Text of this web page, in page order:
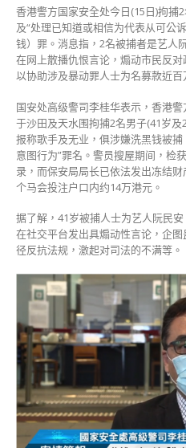
钱
被
捕
前
舅
亦
涉
案
被
拘〉
中
香港警方国家安全处今日(15日)拘捕
及“处理已知道或相信为代表从可公
钱）罪。消息指，2名被捕者是艺人
在网上散播仇恨言论，煽动市民反
以协助涉及暴动罪人士为名募款近
国安处高级警司李桂华表示，香港
于沙田及天水围拘捕2名男子(41岁
报称歌手及无业，俱涉嫌洗黑钱被
意图行为”罪名。警员搜屋期间，检
录，而保安局局长已依法发出冻结
个马会投注户口内约14万港元。
据了解，41岁被捕人士为艺人阮民
在社交平台发出具煽动性言论，企
径反抗法规，激起对司法的不满等。